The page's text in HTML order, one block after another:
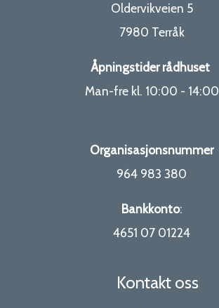
Oldervikveien 5
7980 Terråk
Åpningstider rådhuset
Man-fre kl. 10:00 - 14:00
Organisasjonsnummer
964 983 380
Bankkonto:
4651 07 01224
Kontakt oss